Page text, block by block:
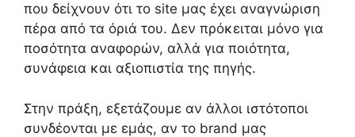
που δείχνουν ότι το site μας έχει αναγνώριση
πέρα από τα όριά του. Δεν πρόκειται μόνο για
ποσότητα αναφορών, αλλά για ποιότητα,
συνάφεια και αξιοπιστία της πηγής.
Στην πράξη, εξετάζουμε αν άλλοι ιστότοποι
συνδέονται με εμάς, αν το brand μας